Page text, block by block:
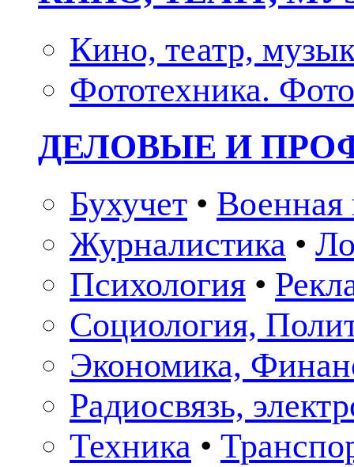
Кино, театр,
Фототехника.
ДЕЛОВЫЕ И
Бухучет • Военная
Журналистика •
Психология •
Социология,
Экономика,
Радиосвязь,
Техника •